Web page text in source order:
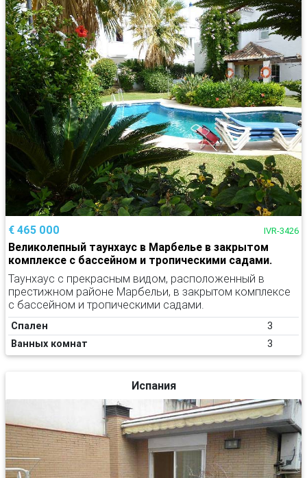
€ 465 000 IVR-3426
Великолепный таунхаус в Марбелье в закрытом
комплексе с бассейном и тропическими садами.
Таунхаус с прекрасным видом, расположенный в
престижном районе Марбельи, в закрытом комплексе
с бассейном и тропическими садами.
Спален
3
Ванных комнат
3
Испания